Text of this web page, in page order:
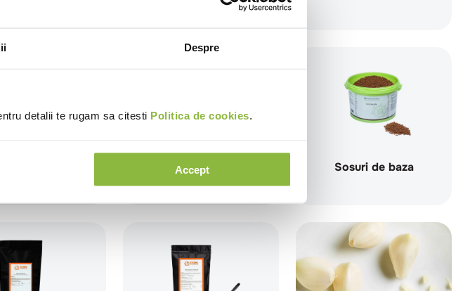
Despre
detalii te rugam sa citesti Politica de cookies.
Accept
Conserve de rosii Sosuri de baza